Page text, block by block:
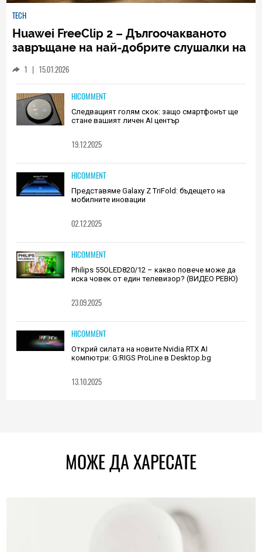
TECH
Huawei FreeClip 2 – Дългоочакваното
завръщане на най-добрите слушалки на
1 | 15.01.2026
HICOMMENT
Следващият голям скок: защо смартфонът ще
стане вашият личен AI център
19.12.2025
HICOMMENT
Представяме Galaxy Z TriFold: бъдещето на
мобилните иновации
02.12.2025
HICOMMENT
Philips 55OLED820/12 – какво повече може да
иска човек от един телевизор? (ВИДЕО РЕВЮ)
23.09.2025
HICOMMENT
Открий силата на новите Nvidia RTX AI
компютри: G:RIGS ProLine в Desktop.bg
13.10.2025
МОЖЕ ДА ХАРЕСАТЕ